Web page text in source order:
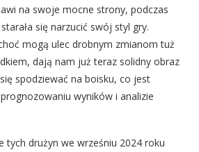
na swoje mocne strony, podczas
się narzucić swój styl gry.
mogą ulec drobnym zmianom tuż
dają nam już teraz solidny obraz
spodziewać na boisku, co jest
wyników i analizie
tych drużyn we wrześniu 2024 roku